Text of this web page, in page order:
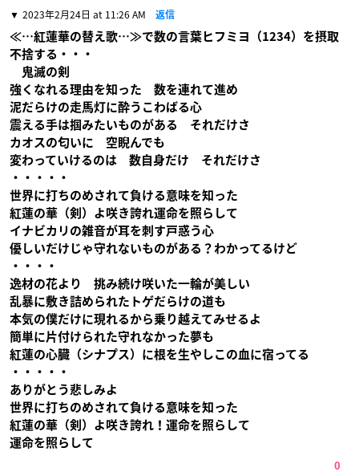
2023年2月24日 at 11:26 AM 返信
≪…紅蓮華の替え歌…≫で数の言葉ヒフミヨ（1234）を摂取
不捨する・・・
鬼滅の剣
強くなれる理由を知った 数を連れて進め
泥だらけの走馬灯に酔うこわばる心
震える手は掴みたいものがある それだけさ
カオスの匂いに 空睨んでも
変わっていけるのは 数自身だけ それだけさ
・・・・・
世界に打ちのめされて負ける意味を知った
紅蓮の華（剣）よ咲き誇れ運命を照らして
イナビカリの雑音が耳を刺す戸惑う心
優しいだけじゃ守れないものがある？わかってるけど
・・・・
逸材の花より 挑み続け咲いた一輪が美しい
乱暴に敷き詰められたトゲだらけの道も
本気の僕だけに現れるから乗り越えてみせるよ
簡単に片付けられた守れなかった夢も
紅蓮の心臓（シナプス）に根を生やしこの血に宿ってる
・・・・・
ありがとう悲しみよ
世界に打ちのめされて負ける意味を知った
紅蓮の華（剣）よ咲き誇れ！運命を照らして
運命を照らして
0